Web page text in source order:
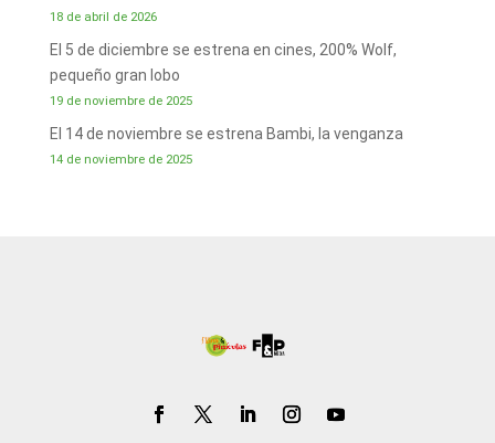
18 de abril de 2026
El 5 de diciembre se estrena en cines, 200% Wolf,
pequeño gran lobo
19 de noviembre de 2025
El 14 de noviembre se estrena Bambi, la venganza
14 de noviembre de 2025